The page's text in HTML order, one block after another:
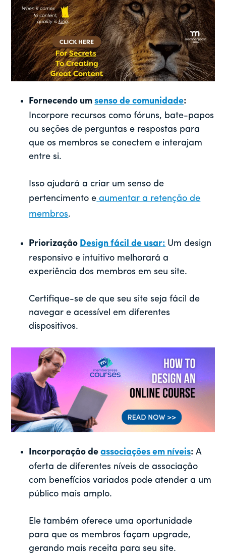
Fornecendo umsenso de comunidade:
Incorpore recursos como fóruns, bate-papos
ou seções de perguntas e respostas para
que os membros se conectem e interajam
entre si.
Isso ajudará a criar um senso de
pertencimento e aumentar a retenção de
membros.
Priorização Design fácil de usar: Um design
responsivo e intuitivo melhorará a
experiência dos membros em seu site.
Certifique-se de que seu site seja fácil de
navegar e acessível em diferentes
dispositivos.
Incorporação deassociações em níveis:A
oferta de diferentes níveis de associação
com benefícios variados pode atender a um
público mais amplo.
Ele também oferece uma oportunidade
para que os membros façam upgrade,
gerando mais receita para seu site.